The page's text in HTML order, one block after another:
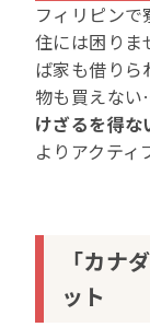
フィリピン
住には困りま
ば家も借り
物も買えな
けざるを得な
よりアクティ
「カナ
ット